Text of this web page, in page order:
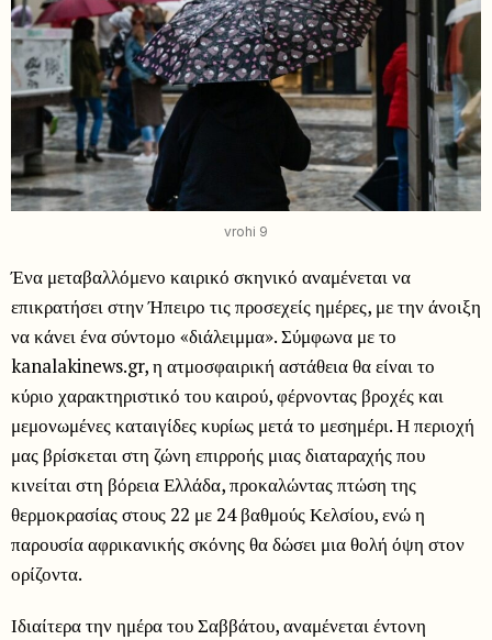
vrohi 9
Ένα μεταβαλλόμενο καιρικό σκηνικό αναμένεται να
επικρατήσει στην Ήπειρο τις προσεχείς ημέρες, με την άνοιξη
να κάνει ένα σύντομο «διάλειμμα». Σύμφωνα με το
kanalakinews.gr, η ατμοσφαιρική αστάθεια θα είναι το
κύριο χαρακτηριστικό του καιρού, φέρνοντας βροχές και
μεμονωμένες καταιγίδες κυρίως μετά το μεσημέρι. Η περιοχή
μας βρίσκεται στη ζώνη επιρροής μιας διαταραχής που
κινείται στη βόρεια Ελλάδα, προκαλώντας πτώση της
θερμοκρασίας στους 22 με 24 βαθμούς Κελσίου, ενώ η
παρουσία αφρικανικής σκόνης θα δώσει μια θολή όψη στον
ορίζοντα.
Ιδιαίτερα την ημέρα του Σαββάτου, αναμένεται έντονη